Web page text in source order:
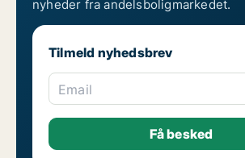
nyheder fra andelsboligmarkedet.
Tilmeld nyhedsbrev
Email